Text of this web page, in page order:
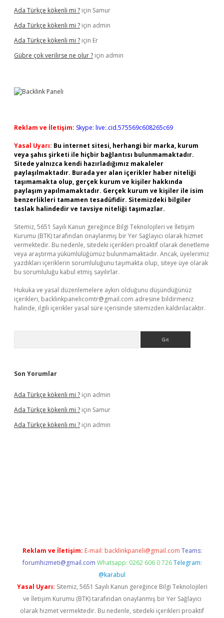
Ada Türkçe kökenli mi ? için Samur
Ada Türkçe kökenli mi ? için admin
Ada Türkçe kökenli mi ? için Er
Gübre çok verilirse ne olur ? için admin
Reklam ve İletişim: Skype: live:.cid.575569c608265c69
Yasal Uyarı: Bu internet sitesi, herhangi bir marka, kurum
veya şahıs şirketi ile hiçbir bağlantısı bulunmamaktadır.
Sitede yalnızca kendi hazırladığımız makaleler
paylaşılmaktadır. Burada yer alan içerikler haber niteliği
taşımamakta olup, gerçek kurum ve kişiler hakkında
paylaşım yapılmamaktadır. Gerçek kurum ve kişiler ile isim
benzerlikleri tamamen tesadüfidir. Sitemizdeki bilgiler
taslak halindedir ve tavsiye niteliği taşımazlar.
Sitemiz, 5651 Sayılı Kanun gereğince Bilgi Teknolojileri ve İletişim
Kurumu (BTK) tarafından onaylanmış bir Yer Sağlayıcı olarak hizmet
vermektedir. Bu nedenle, sitedeki içerikleri proaktif olarak denetleme
veya araştırma yükümlülüğümüz bulunmamaktadır. Ancak, üyelerimiz
yazdıkları içeriklerin sorumluluğunu taşımakta olup, siteye üye olarak
bu sorumluluğu kabul etmiş sayılırlar.
Hukuka ve yasal düzenlemelere aykırı olduğunu düşündüğünüz
içerikleri, backlinkpanelicomtr@gmail.com adresine bildirmeniz
halinde, ilgili içerikler yasal süre içerisinde sitemizden kaldırılacaktır.
Son Yorumlar
Ada Türkçe kökenli mi ? için admin
Ada Türkçe kökenli mi ? için Samur
Ada Türkçe kökenli mi ? için admin
Reklam ve İletişim: E-mail: backlinkpaneli@gmail.com Teams:
forumhizmeti@gmail.com Whatsapp: 0262 606 0 726 Telegram:
@karabul
Yasal Uyarı: Sitemiz, 5651 Sayılı Kanun gereğince Bilgi Teknolojileri
ve İletişim Kurumu (BTK) tarafından onaylanmış bir Yer Sağlayıcı
olarak hizmet vermektedir. Bu nedenle, sitedeki içerikleri proaktif